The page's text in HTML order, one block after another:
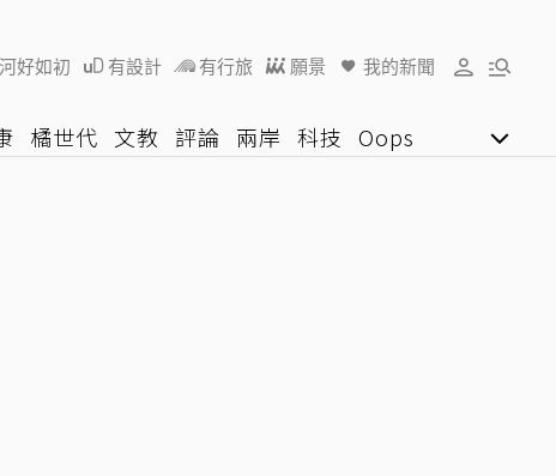
河好如初 有設計 有行旅 願景 我的新聞
橘世代 文教 評論 兩岸 科技 Oops